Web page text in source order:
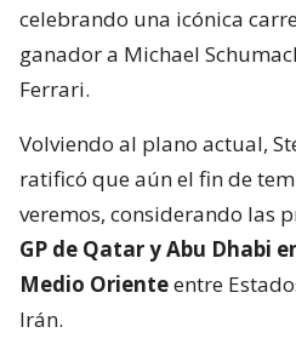
celebrando una icónica
ganador a Michael
Ferrari.
Volviendo al plano actual,
ratificó que aún el fin de
veremos, considerando las
GP de Qatar y Abu Dhabi
Medio Orienteentre
Irán.